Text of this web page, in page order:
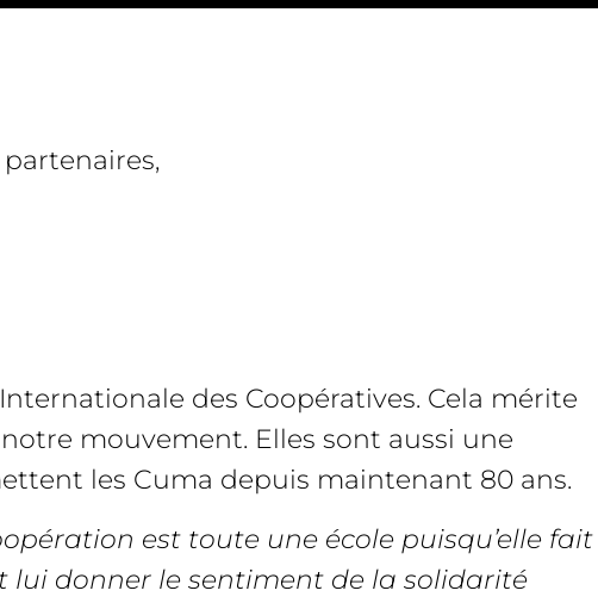
des Coopératives. Cela mérite
mouvement. Elles sont aussi une
les Cuma depuis maintenant 80 ans.
est toute une école puisqu’elle fait
lui donner le sentiment de la solidarité